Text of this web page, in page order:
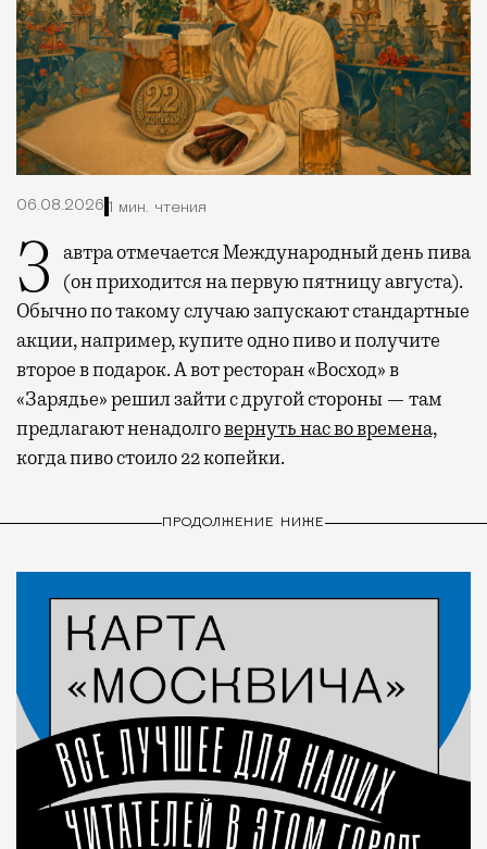
06.08.2026 1 мин. чтения
Завтра отмечается Международный день пива
(он приходится на первую пятницу августа).
Обычно по такому случаю запускают стандартные
акции, например, купите одно пиво и получите
второе в подарок. А вот ресторан «Восход» в
«Зарядье» решил зайти с другой стороны — там
предлагают ненадолговернуть нас во времена,
когда пиво стоило 22 копейки.
ПРОДОЛЖЕНИЕ НИЖЕ